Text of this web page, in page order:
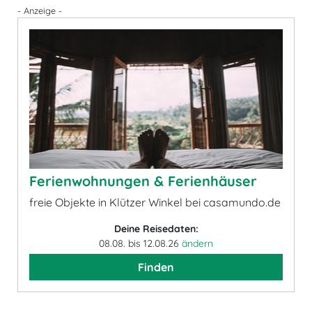
- Anzeige -
Ferienwohnungen & Ferienhäuser
freie Objekte in Klützer Winkel bei casamundo.de
Deine Reisedaten:
08.08. bis 12.08.26 ändern
Finden